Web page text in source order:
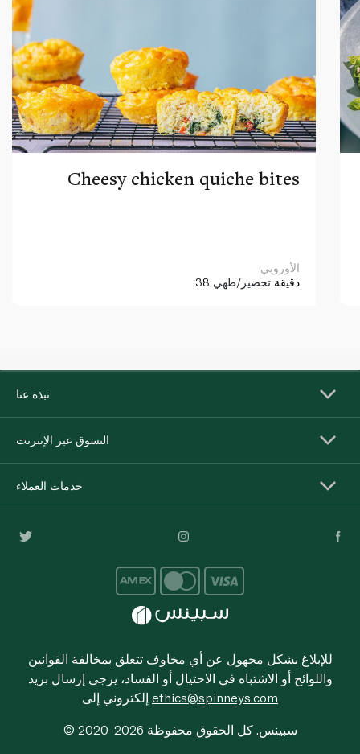
Cheesy chicken quiche bites
الأوروبي
38 دقيقة تحضير/طهي
نبذة عنا
التسوق عبر الإنترنت
خدمات العملاء
للإبلاغ بشكل مجهول عن أي مخاوف تتعلق بمخالفة القوانين
واللوائح أو الاشتباه في الاحتيال أو الفساد، يرجى إرسال بريد
ethics@spinneys.com
© 2020-2026 سبينس. كل الحقوق محفوظة